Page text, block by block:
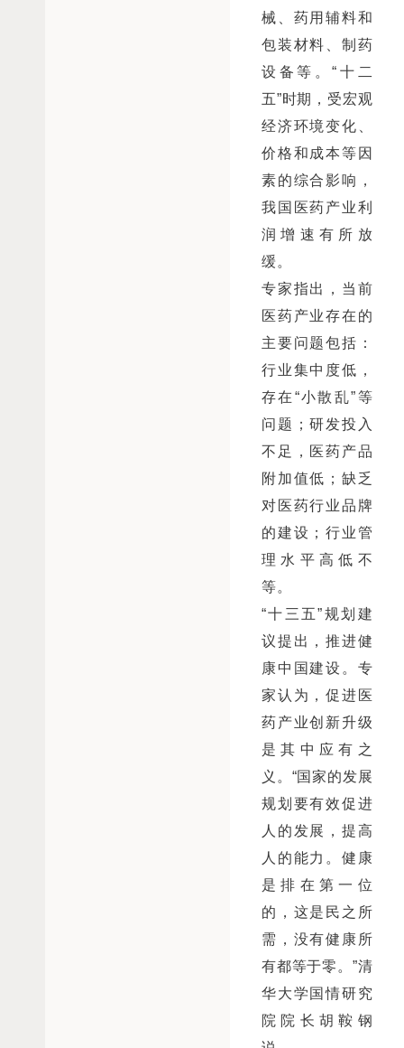
械、药用辅料和
包装材料、制药
设备等。“十二
五”时期，受宏观
经济环境变化、
价格和成本等因
素的综合影响，
我国医药产业利
润增速有所放
缓。
专家指出，当前
医药产业存在的
主要问题包括：
行业集中度低，
存在“小散乱”等
问题；研发投入
不足，医药产品
附加值低；缺乏
对医药行业品牌
的建设；行业管
理水平高低不
等。
“十三五”规划建
议提出，推进健
康中国建设。专
家认为，促进医
药产业创新升级
是其中应有之
义。“国家的发展
规划要有效促进
人的发展，提高
人的能力。健康
是排在第一位
的，这是民之所
需，没有健康所
有都等于零。”清
华大学国情研究
院院长胡鞍钢